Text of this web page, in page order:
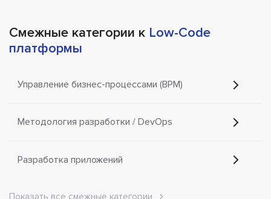
Смежные категории к Low-Code
платформы
Управление бизнес-процессами (BPM)
Методология разработки / DevOps
Разработка приложений
Показать все смежные категории